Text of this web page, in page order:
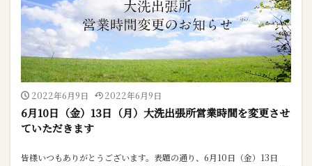
2022年6月9日 2022年6月9日
6月10日（金）13日（月）大洗出張所営業時間を変更させ
ていただきます
皆様いつもありがとうございます。表題の通り、6月10日（金）13日